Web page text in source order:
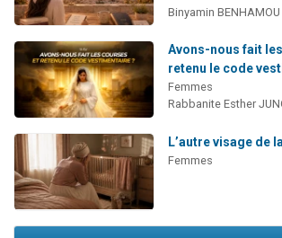
Binyamin BENHAMOU
Avons-nous fait
retenu le code
Femmes
Rabbanite Esther
L’autre visage de
Femmes